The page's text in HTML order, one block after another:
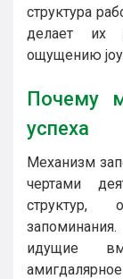
структура
делает их
ощущению
Почему
успеха
Механизм
чертами
структур,
идущие